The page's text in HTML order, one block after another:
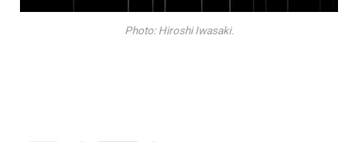
Photo: Hiroshi Iwasaki.